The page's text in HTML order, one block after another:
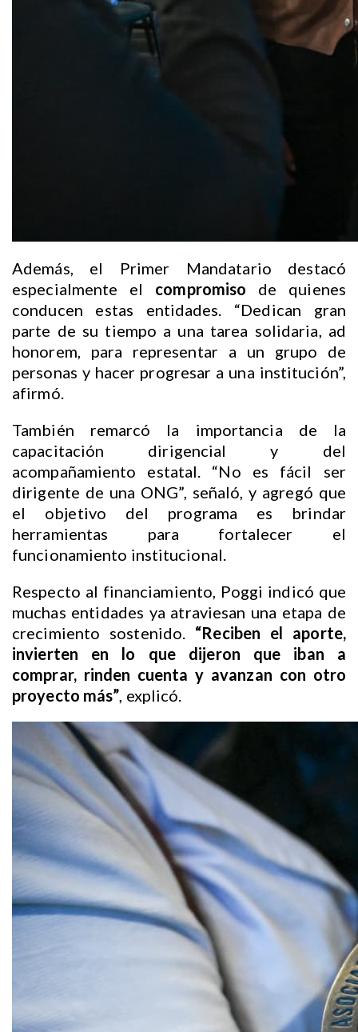
Además, el Primer Mandatario destacó
especialmente el compromiso de quienes
conducen estas entidades. “Dedican gran
parte de su tiempo a una tarea solidaria, ad
honorem, para representar a un grupo de
personas y hacer progresar a una institución”,
afirmó.
También remarcó la importancia de la
capacitación dirigencial y del
acompañamiento estatal. “No es fácil ser
dirigente de una ONG”, señaló, y agregó que
el objetivo del programa es brindar
herramientas para fortalecer el
funcionamiento institucional.
Respecto al financiamiento, Poggi indicó que
muchas entidades ya atraviesan una etapa de
crecimiento sostenido. “Reciben el aporte,
invierten en lo que dijeron que iban a
comprar, rinden cuenta y avanzan con otro
proyecto más”, explicó.